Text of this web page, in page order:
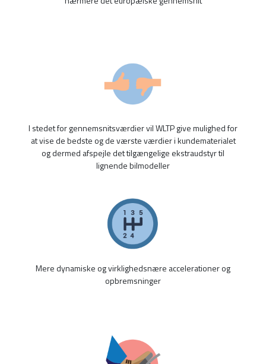
I stedet for gennemsnitsværdier vil WLTP give mulighed for
at vise de bedste og de værste værdier i kundematerialet
og dermed afspejle det tilgængelige ekstraudstyr til
lignende bilmodeller
Mere dynamiske og virklighedsnære accelerationer og
opbremsninger